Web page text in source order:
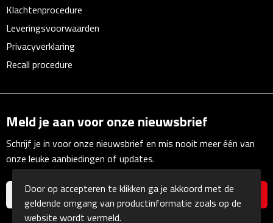
Multifunctionele schrijfmappen
Klemborden
Memoboekjes
Memo sets
Unieke memo's
Klachtenprocedure
Leveringsvoorwaarden
Privacyverklaring
Recall procedure
Meld je aan voor onze nieuwsbrief
Schrijf je in voor onze nieuwsbrief en mis nooit meer één van
onze leuke aanbiedingen of updates.
Door op accepteren te klikken ga je akkoord met de
geldende omgang van productinformatie zoals op de
website wordt vermeld.